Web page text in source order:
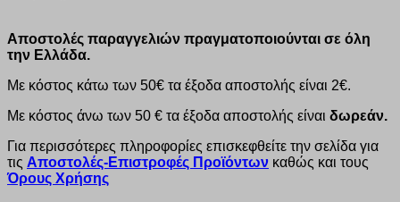
Αποστολές παραγγελιών πραγματοποιούνται σε όλη
την Ελλάδα.
Με κόστος κάτω των 50€ τα έξοδα αποστολής είναι 2€.
Με κόστος άνω των 50 € τα έξοδα αποστολής είναι δωρεάν.
Για περισσότερες πληροφορίες επισκεφθείτε την σελίδα για
τις Αποστολές-Επιστροφές Προϊόντων καθώς και τους
Όρους Χρήσης